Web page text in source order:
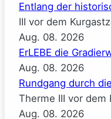
Entlang der
III vor dem
Aug. 08. 2026
ErLEBE die
Aug. 08. 2026
Rundgang durch
Therme III vor dem
Aug. 08. 2026